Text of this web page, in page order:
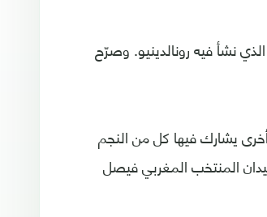
نشأ فيه رونالدينيو. وصرّح
يشارك فيها كل من النجم
المنتخب المغربي فيصل